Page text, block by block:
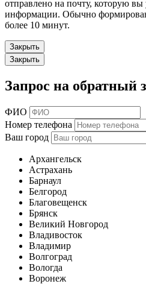
отправлено на почту, которую вы
информации. Обычно
более 10 минут.
Закрыть
Закрыть
Запрос на обратный
ФИО
Номер телефона
Ваш город
Архангельск
Астрахань
Барнаул
Белгород
Благовещенск
Брянск
Великий Новгород
Владивосток
Владимир
Волгоград
Вологда
Воронеж